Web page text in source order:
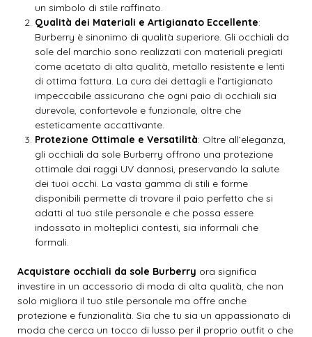
un simbolo di stile raffinato.
Qualità dei Materiali e Artigianato Eccellente:
Burberry è sinonimo di qualità superiore. Gli occhiali da
sole del marchio sono realizzati con materiali pregiati
come acetato di alta qualità, metallo resistente e lenti
di ottima fattura. La cura dei dettagli e l’artigianato
impeccabile assicurano che ogni paio di occhiali sia
durevole, confortevole e funzionale, oltre che
esteticamente accattivante.
Protezione Ottimale e Versatilità: Oltre all’eleganza,
gli occhiali da sole Burberry offrono una protezione
ottimale dai raggi UV dannosi, preservando la salute
dei tuoi occhi. La vasta gamma di stili e forme
disponibili permette di trovare il paio perfetto che si
adatti al tuo stile personale e che possa essere
indossato in molteplici contesti, sia informali che
formali.
Acquistare occhiali da sole Burberry ora significa
investire in un accessorio di moda di alta qualità, che non
solo migliora il tuo stile personale ma offre anche
protezione e funzionalità. Sia che tu sia un appassionato di
moda che cerca un tocco di lusso per il proprio outfit o che